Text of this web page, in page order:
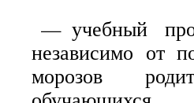
— учебный
независимо от
морозов